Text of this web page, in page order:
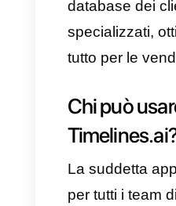
Tra le più
Posta in